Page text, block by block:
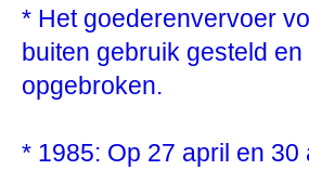
* Het goederenvervoer
buiten gebruik gesteld
opgebroken.
* 1985: Op 27 april en